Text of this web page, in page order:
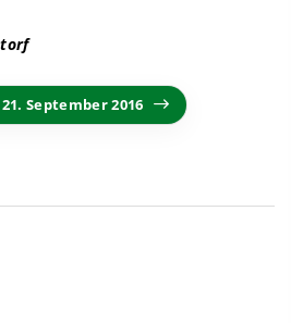
September 2016